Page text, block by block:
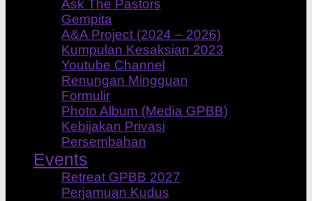
Ask The Pastors
Gempita
A&A Project (2024 – 2026)
Kumpulan Kesaksian 2023
Youtube Channel
Renungan Mingguan
Formulir
Photo Album (Media GPBB)
Kebijakan Privasi
Persembahan
Events
Retreat GPBB 2027
Perjamuan Kudus